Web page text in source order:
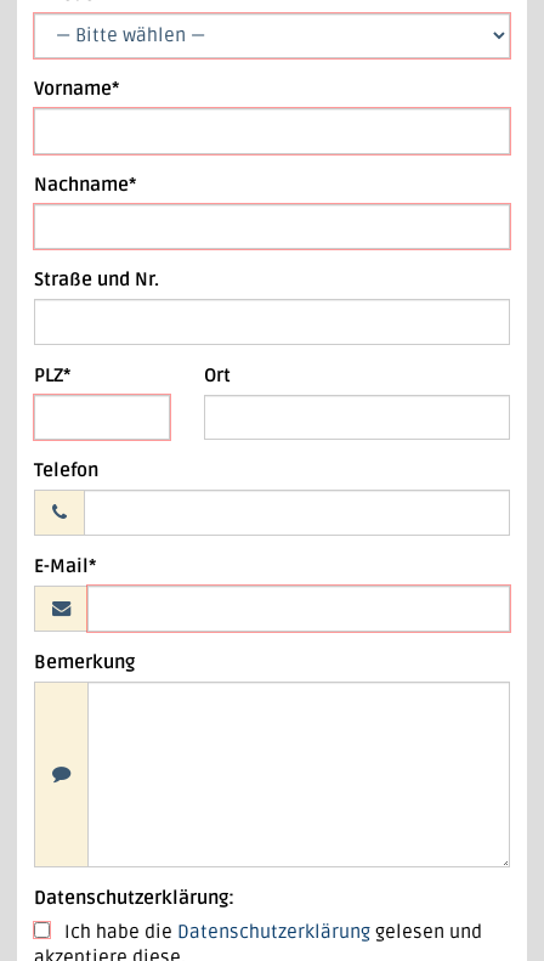
Vorname*
Nachname*
Straße und Nr.
PLZ* Ort
Telefon
E-Mail*
Bemerkung
Datenschutzerklärung:
Ich habe die Datenschutzerklärunggelesen und